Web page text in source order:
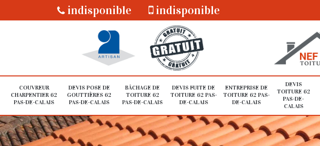
indisponible indisponible
COUVREUR
CHARPENTIER 62
PAS-DE-CALAIS
DEVIS POSE DE
GOUTTIÈRES 62
PAS-DE-CALAIS
BÂCHAGE DE
TOITURE 62
PAS-DE-CALAIS
DEVIS FUITE DE
TOITURE 62 PAS-
DE-CALAIS
ENTREPRISE DE
TOITURE 62 PAS-
DE-CALAIS
DEVIS
TOITURE 62
PAS-DE-
CALAIS